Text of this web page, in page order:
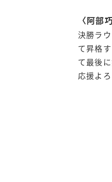
〈阿部
決勝ラ
て昇格
て最後
応援よ